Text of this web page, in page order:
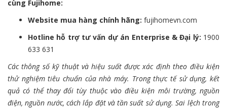
cùng Fujihome:
Website mua hàng chính hãng: fujihomevn.com
Hotline hỗ trợ tư vấn dự án Enterprise & Đại lý: 1900
633 631
Các thông số kỹ thuật và hiệu suất được xác định theo điều kiện
thử nghiệm tiêu chuẩn của nhà máy. Trong thực tế sử dụng, kết
quả có thể thay đổi tùy thuộc vào điều kiện môi trường, nguồn
điện, nguồn nước, cách lắp đặt và tần suất sử dụng. Sai lệch trong